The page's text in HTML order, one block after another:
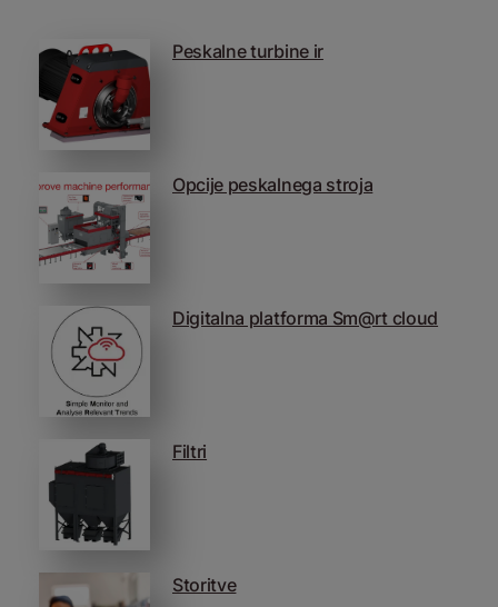
Peskalne turbine ir
Opcije peskalnega stroja
Digitalna platforma Sm@rt cloud
Filtri
Storitve